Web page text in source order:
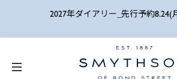
2027年ダイアリー_先行予約8.24(